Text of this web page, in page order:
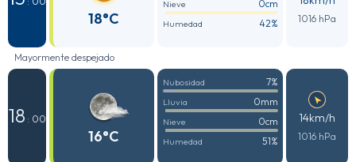
18°C
Nieve 0cm
Humedad 42% 1016 hPa
Mayormente despejado
18 : 00
16°C
Nubosidad 7%
Lluvia 0mm
Nieve 0cm
Humedad 51%
14km/h
1016 hPa